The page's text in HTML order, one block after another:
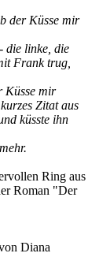
der Küsse mir
die linke, die
Frank trug,
Küsse mir
Zitat aus
küsste ihn
Ring aus
Roman "Der
Diana